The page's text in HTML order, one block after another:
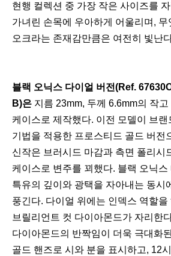
현행 컬렉션 중 가장 작은 사이즈를
가녀린 손목에 우아하게 어울리며, 무
오크라는 존재감만큼은 여전히 빛난
블랙 오닉스 다이얼 버전(Ref.
B)은 지름 23mm, 두께 6.6mm의 작
케이스로 제작했다. 이전 모델이 브
기법을 적용한 프로스티드 골드 버전
신작은 브러시드 마감과 측면 폴리시
케이스로 변주를 꾀했다. 블랙 오닉스
특유의 깊이와 광택을 자아내는 동시
풍긴다. 다이얼 위에는 인덱스 역할을
브릴리언트 컷 다이아몬드가 자리한
다이아몬드의 반짝임이 더욱 극대화
골드 핸즈로 시와 분을 표시하고, 12